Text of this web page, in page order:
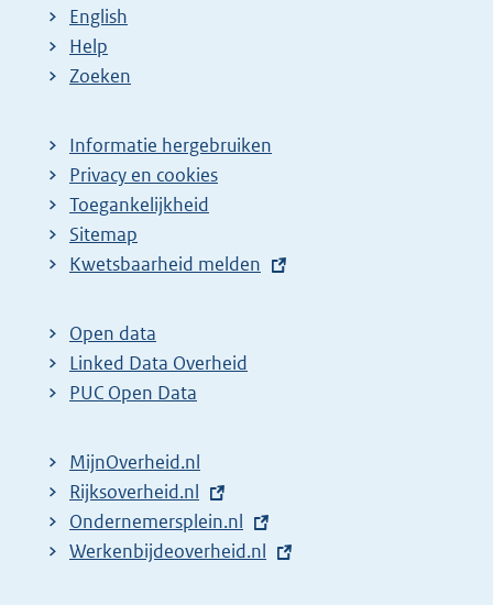
English
Help
Zoeken
Informatie hergebruiken
Privacy en cookies
Toegankelijkheid
Sitemap
E
t
e
r
l
i
n
k
Kwetsbaarheid melden
Open data
Linked Data Overheid
PUC Open Data
MijnOverheid.nl
E
x
t
Rijksoverheid.nl
E
x
Ondernemersplein.nl
E
Werkenbijdeoverheid.nl